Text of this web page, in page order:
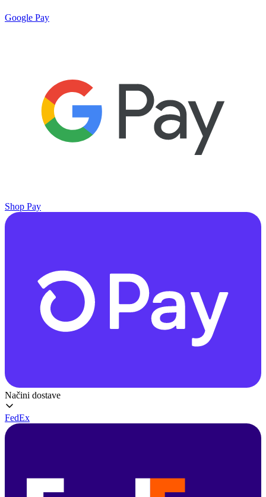
Google Pay
Shop Pay
Načini dostave
FedEx